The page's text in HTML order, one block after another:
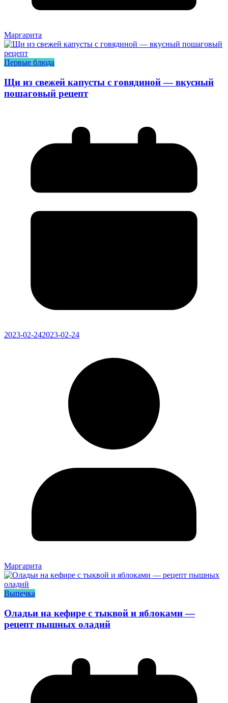
Маргарита
Первые блюда
Щи из свежей капусты с говядиной — вкусный
пошаговый рецепт
2023-02-242023-02-24
Маргарита
Выпечка
Оладьи на кефире с тыквой и яблоками —
рецепт пышных оладий